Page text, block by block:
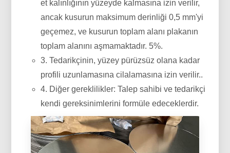
et kalınlığının yüzeyde kalmasına izin verilir,
ancak kusurun maksimum derinliği 0,5 mm'yi
geçemez, ve kusurun toplam alanı plakanın
toplam alanını aşmamaktadır. 5%.
3. Tedarikçinin, yüzey pürüzsüz olana kadar
profili uzunlamasına cilalamasına izin verilir..
4. Diğer gereklilikler: Talep sahibi ve tedarikçi
kendi gereksinimlerini formüle edeceklerdir.